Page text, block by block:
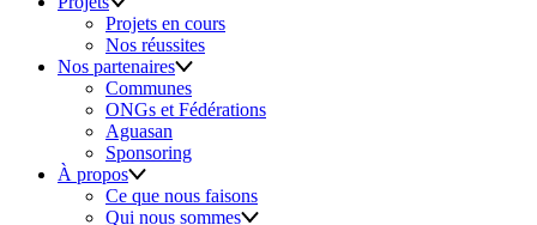
Projets en cours
Nos réussites
Nos partenaires
Communes
ONGs et Fédérations
Aguasan
Sponsoring
À propos
Ce que nous faisons
Qui nous sommes